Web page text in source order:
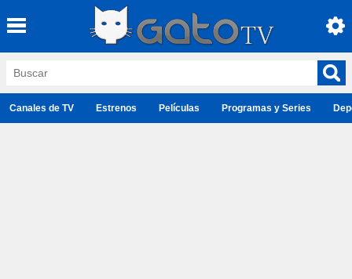
Canales de TV Estrenos Películas Programas y Series